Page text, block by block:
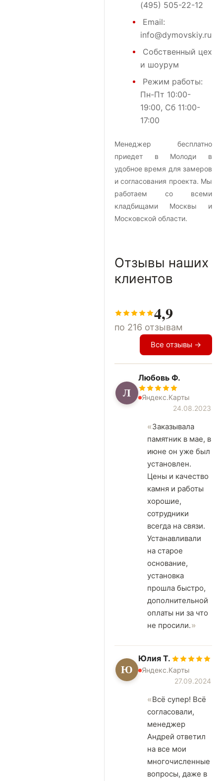
(495) 505-22-12
Email:
info@dymovskiy.ru
Собственный цех
и шоурум
Режим работы:
Пн-Пт 10:00-
19:00, Сб 11:00-
17:00
Менеджер бесплатно
приедет в Молоди в
удобное время для замеров
и согласования проекта. Мы
работаем со всеми
кладбищами Москвы и
Московской области.
Отзывы наших
клиентов
4,9
по 216 отзывам
Все отзывы →
Л
Любовь Ф.
Яндекс.Карты
24.08.2023
Заказывала
памятник в мае, в
июне он уже был
установлен.
Цены и качество
камня и работы
хорошие,
сотрудники
всегда на связи.
Устанавливали
на старое
основание,
установка
прошла быстро,
дополнительной
оплаты ни за что
не просили.
Ю
Юлия Т.
Яндекс.Карты
27.09.2024
Всё супер! Всё
согласовали,
менеджер
Андрей ответил
на все мои
многочисленные
вопросы, даже в